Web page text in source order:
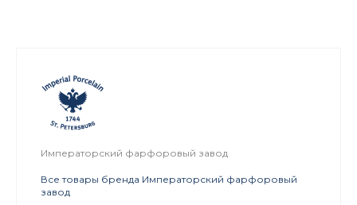
Императорский фарфоровый завод
Все товары бренда Императорский фарфоровый
завод